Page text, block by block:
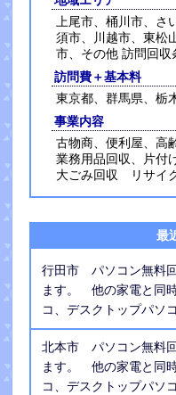
上尾市、桶川市、さ
須市、川越市、東松
市、その他 訪問回収
訪問費＋基本料
東京都、群馬県、栃
事業内容
古物商、便利屋、
業務用品回収、片付
大ごみ回収 リサ
最
行田市 パソコン無料
ます。 他の家電と同
コ、デスクトップパソ
北本市 パソコン無料
ます。 他の家電と同
コ、デスクトップパソ